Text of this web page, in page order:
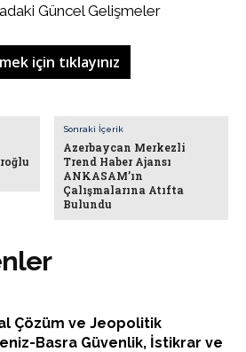
Çözüm ve Jeopolitik
Basra Güvenlik, İstikrar ve
Güncel Gelişmeler
için tıklayınız
Sonraki İçerik
Azerbaycan Merkezli
Trend Haber Ajansı
ANKASAM’ın
Çalışmalarına Atıfta
Bulundu